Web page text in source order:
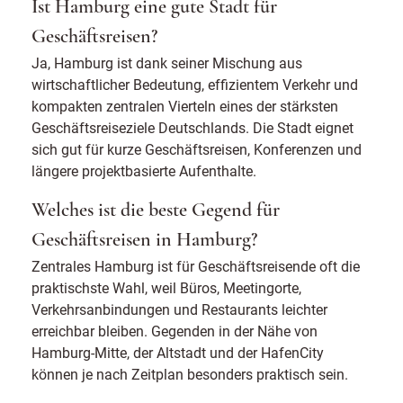
Ist Hamburg eine gute Stadt für
Geschäftsreisen?
Ja, Hamburg ist dank seiner Mischung aus
wirtschaftlicher Bedeutung, effizientem Verkehr und
kompakten zentralen Vierteln eines der stärksten
Geschäftsreiseziele Deutschlands. Die Stadt eignet
sich gut für kurze Geschäftsreisen, Konferenzen und
längere projektbasierte Aufenthalte.
Welches ist die beste Gegend für
Geschäftsreisen in Hamburg?
Zentrales Hamburg ist für Geschäftsreisende oft die
praktischste Wahl, weil Büros, Meetingorte,
Verkehrsanbindungen und Restaurants leichter
erreichbar bleiben. Gegenden in der Nähe von
Hamburg-Mitte, der Altstadt und der HafenCity
können je nach Zeitplan besonders praktisch sein.